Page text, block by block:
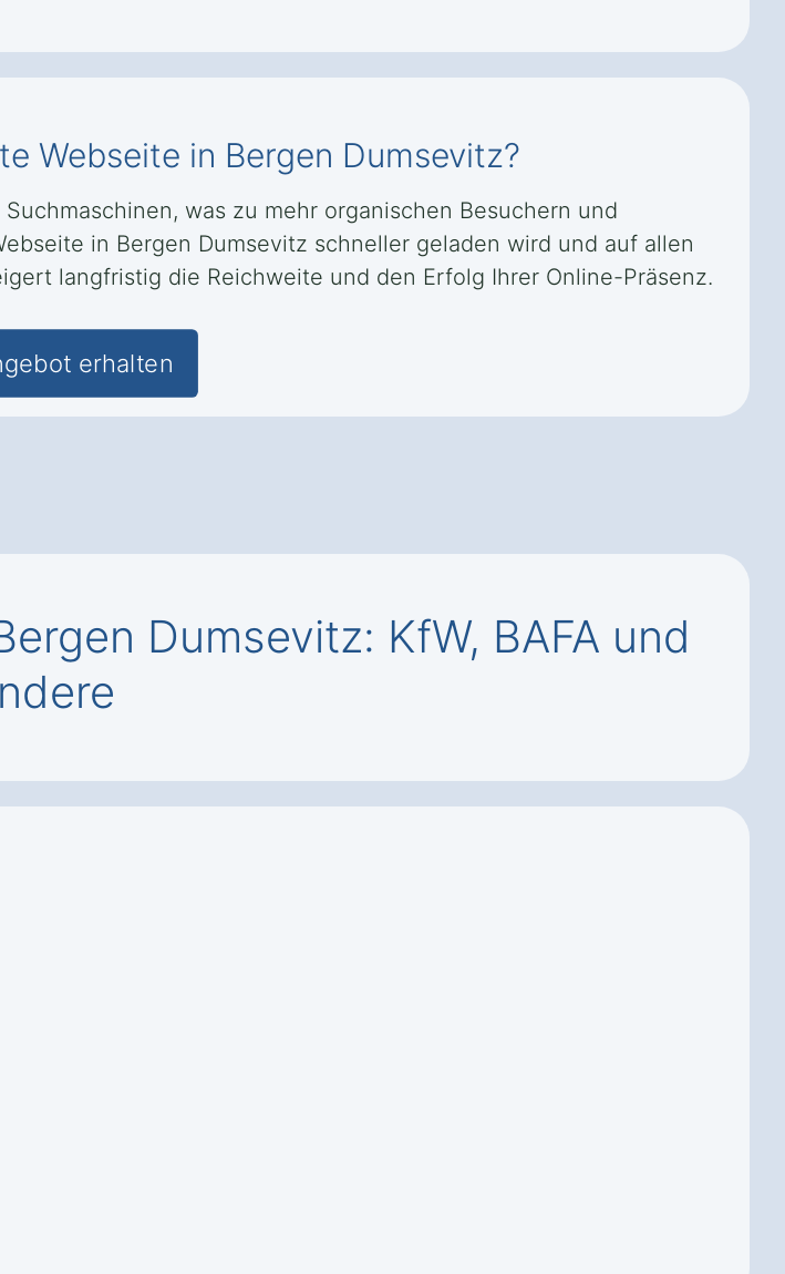
Webseite in Bergen Dumsevitz?
was zu mehr organischen Besuchern und
in Bergen Dumsevitz schneller geladen wird und auf allen
langfristig die Reichweite und den Erfolg Ihrer Online-Präsenz.
erhalten
Dumsevitz: KfW, BAFA und